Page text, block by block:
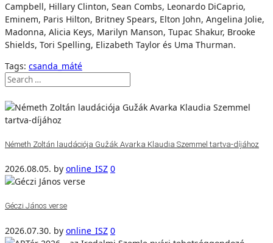
Campbell, Hillary Clinton, Sean Combs, Leonardo DiCaprio,
Eminem, Paris Hilton, Britney Spears, Elton John, Angelina Jolie,
Madonna, Alicia Keys, Marilyn Manson, Tupac Shakur, Brooke
Shields, Tori Spelling, Elizabeth Taylor és Uma Thurman.
Tags: csanda_máté
Németh Zoltán laudációja Gužák Avarka Klaudia Szemmel tartva-díjához
2026.08.05. by online_ISZ 0
Géczi János verse
2026.07.30. by online_ISZ 0